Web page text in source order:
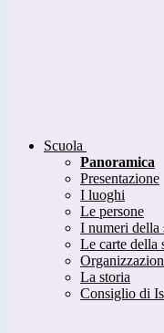
Scuola
Panoramica
Presentazione
I luoghi
Le persone
I numeri della
Le carte della
La storia
Consiglio di